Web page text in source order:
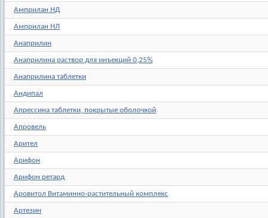
Амприлан НД
Амприлан НЛ
Анаприлин
Анаприлина раствор для инъекций 0,25%
Анаприлина таблетки
Андипал
Апрессина таблетки, покрытые оболочкой
Апровель
Арител
Арифон
Арифон ретард
Аровитол Витаминно-растительный комплекс
Артезин